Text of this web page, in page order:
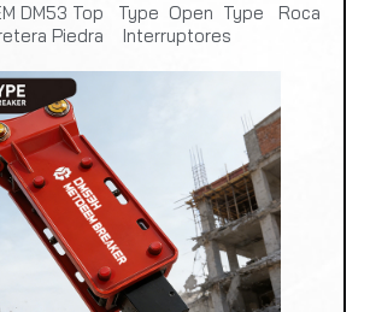
DM53 Top Type Open Type Roca
Piedra Interruptores